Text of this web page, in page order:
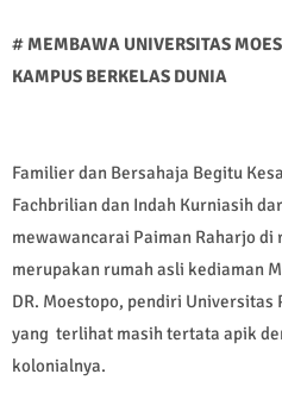
#MEMBAWA UNIVERSITAS
KAMPUS BERKELAS DUNIA
Familier dan Bersahaja Begitu
Fachbrilian dan Indah Kurniasih
mewawancarai Paiman Raharjo
merupakan rumah asli kediaman
DR. Moestopo, pendiri Universitas
yang terlihat masih tertata apik
kolonialnya.